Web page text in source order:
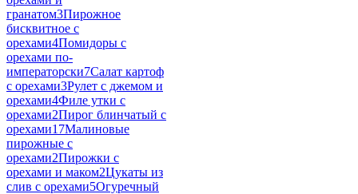
гранатом3Пирожное
бисквитное с
орехами4Помидоры с
орехами по-
императорски7Салат картоф
с орехами3Рулет с джемом и
орехами4Филе утки с
орехами2Пирог блинчатый с
орехами17Малиновые
пирожные с
орехами2Пирожки с
орехами и маком2Цукаты из
слив с орехами5Огуречный